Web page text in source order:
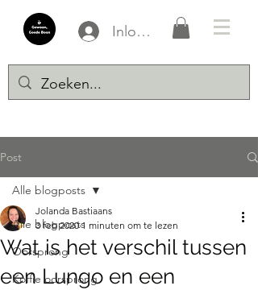
Inloggen
Post
Alle blogposts
Oorsprong
Koffie oorsprong
Alle blogposts
Wat is het verschil tussen
een Lungo en een
Jolanda Bastiaans
3 feb 2020 1 minuten om te lezen